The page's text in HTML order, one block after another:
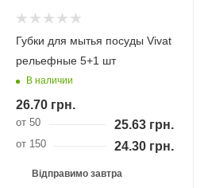
Губки для мытья посуды Vivat
рельефные 5+1 шт
В наличии
26.70 грн.
от 50 25.63 грн.
от 150 24.30 грн.
Відправимо завтра